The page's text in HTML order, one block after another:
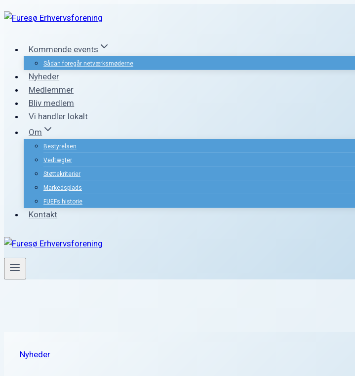
Fortsæt
Kommende events
Sådan foregår netværksmøderne
Nyheder
Medlemmer
Bliv medlem
Vi handler lokalt
Om
Bestyrelsen
Vedtægter
Støttekriterier
Markedsplads
FUEFs historie
Kontakt
Nyheder